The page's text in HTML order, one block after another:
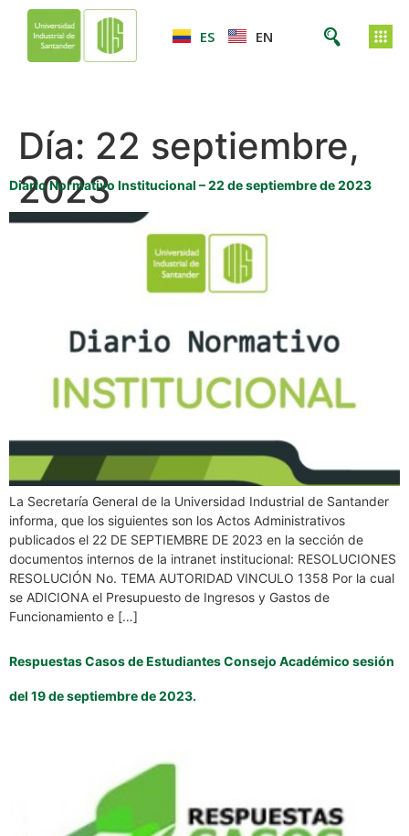
ES EN
Día: 22 septiembre,
2023
Diario Normativo Institucional – 22 de septiembre de 2023
La Secretaría General de la Universidad Industrial de Santander
informa, que los siguientes son los Actos Administrativos
publicados el 22 DE SEPTIEMBRE DE 2023 en la sección de
documentos internos de la intranet institucional: RESOLUCIONES
RESOLUCIÓN No. TEMA AUTORIDAD VINCULO 1358 Por la cual
se ADICIONA el Presupuesto de Ingresos y Gastos de
Funcionamiento e […]
Respuestas Casos de Estudiantes Consejo Académico sesión
del 19 de septiembre de 2023.